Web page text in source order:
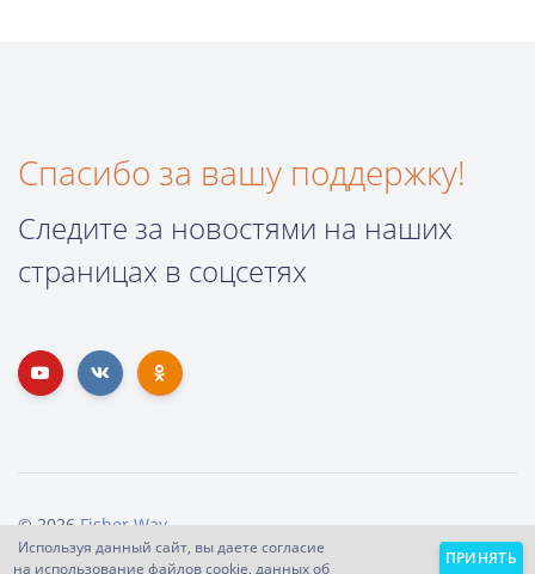
Используя данный сайт, вы даете согласие
на использование файлов cookie, данных об
ПРИНЯТЬ
Спасибо за вашу поддержку!
Следите за новостями на наших
страницах в соцсетях
© 2026 Fisher Way
Поддержать проект
Помощь